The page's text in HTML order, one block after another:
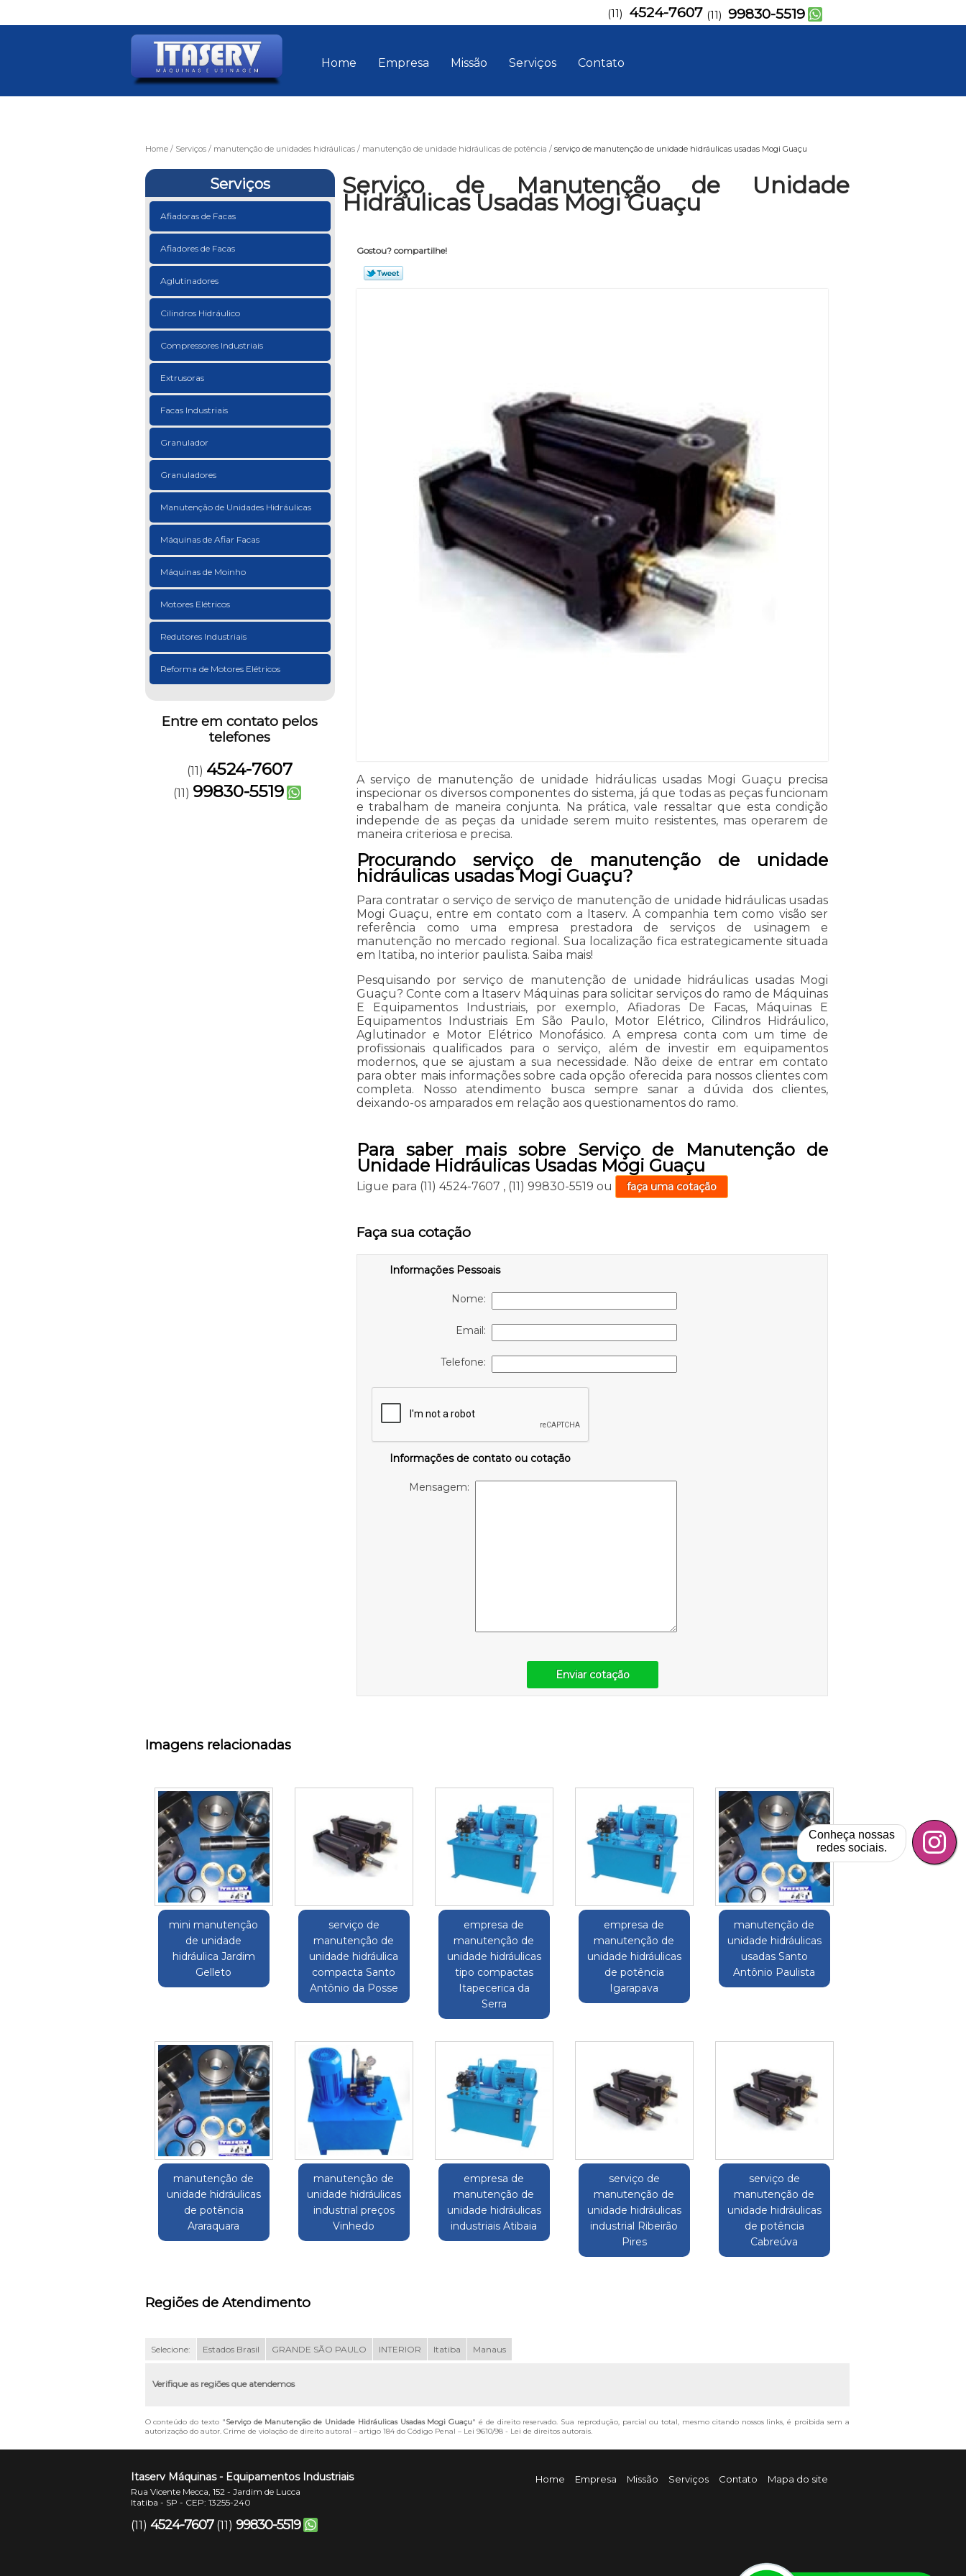
Home Empresa Missão Serviços Contato
(11) 4524-7607 (11) 99830-5519
Home Serviços manutenção de unidades hidráulicas manutenção de unidade hidráulicas de potência serviço de manutenção de unidade hidráulicas usadas Mogi Guaçu
Serviços
Afiadoras de Facas
Afiadores de Facas
Aglutinadores
Cilindros Hidráulico
Compressores Industriais
Extrusoras
Facas Industriais
Granulador
Granuladores
Manutenção de Unidades Hidráulicas
Máquinas de Afiar Facas
Máquinas de Moinho
Motores Elétricos
Redutores Industriais
Reforma de Motores Elétricos
Entre em contato pelos
telefones
(11) 4524-7607
(11) 99830-5519
Serviço de Manutenção de Unidade
Hidráulicas Usadas Mogi Guaçu
Gostou? compartilhe!
A serviço de manutenção de unidade hidráulicas usadas Mogi Guaçu precisa
inspecionar os diversos componentes do sistema, já que todas as peças funcionam
e trabalham de maneira conjunta. Na prática, vale ressaltar que esta condição
independe de as peças da unidade serem muito resistentes, mas operarem de
maneira criteriosa e precisa.
Procurando serviço de manutenção de unidade
hidráulicas usadas Mogi Guaçu?
Para contratar o serviço de serviço de manutenção de unidade hidráulicas usadas
Mogi Guaçu, entre em contato com a Itaserv. A companhia tem como visão ser
referência como uma empresa prestadora de serviços de usinagem e
manutenção no mercado regional. Sua localização fica estrategicamente situada
em Itatiba, no interior paulista. Saiba mais!
Pesquisando por serviço de manutenção de unidade hidráulicas usadas Mogi
Guaçu? Conte com a Itaserv Máquinas para solicitar serviços do ramo de Máquinas
E Equipamentos Industriais, por exemplo, Afiadoras De Facas, Máquinas E
Equipamentos Industriais Em São Paulo, Motor Elétrico, Cilindros Hidráulico,
Aglutinador e Motor Elétrico Monofásico. A empresa conta com um time de
profissionais qualificados para o serviço, além de investir em equipamentos
modernos, que se ajustam a sua necessidade. Não deixe de entrar em contato
para obter mais informações sobre cada opção oferecida para nossos clientes com
completa. Nosso atendimento busca sempre sanar a dúvida dos clientes,
deixando-os amparados em relação aos questionamentos do ramo.
Para saber mais sobre Serviço de Manutenção de
Unidade Hidráulicas Usadas Mogi Guaçu
Ligue para (11) 4524-7607 , (11) 99830-5519 ou faça uma cotação
Faça sua cotação
Informações Pessoais
Nome:
Email:
Telefone:
Informações de contato ou cotação
Mensagem:
Enviar cotação
Imagens relacionadas
mini manutenção
de unidade
hidráulica Jardim
Gelleto
serviço de
manutenção de
unidade hidráulica
compacta Santo
Antônio da Posse
empresa de
manutenção de
unidade hidráulicas
tipo compactas
Itapecerica da
Serra
empresa de
manutenção de
unidade hidráulicas
de potência
Igarapava
manutenção de
unidade hidráulicas
usadas Santo
Antônio Paulista
manutenção de
unidade hidráulicas
de potência
Araraquara
manutenção de
unidade hidráulicas
industrial preços
Vinhedo
empresa de
manutenção de
unidade hidráulicas
industriais Atibaia
serviço de
manutenção de
unidade hidráulicas
industrial Ribeirão
Pires
serviço de
manutenção de
unidade hidráulicas
de potência
Cabreúva
Regiões de Atendimento
Selecione: Estados Brasil GRANDE SÃO PAULO INTERIOR Itatiba Manaus
Verifique as regiões que atendemos
O conteúdo do texto "Serviço de Manutenção de Unidade Hidráulicas Usadas Mogi Guaçu" é de direito reservado. Sua reprodução, parcial ou total, mesmo citando nossos links, é proibida sem a
autorização do autor. Crime de violação de direito autoral – artigo 184 do Código Penal – Lei 9610/98 - Lei de direitos autorais.
Itaserv Máquinas - Equipamentos Industriais
Rua Vicente Mecca, 152 - Jardim de Lucca
Itatiba - SP - CEP: 13255-240
(11) 4524-7607 (11) 99830-5519
Home Empresa Missão Serviços Contato Mapa do site
Conheça nossas
redes sociais.